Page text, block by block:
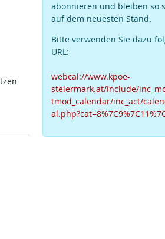
abonnieren und bleiben so
auf dem neuesten Stand.
Bitte verwenden Sie dazu
URL:
webcal://www.kpoe-
steiermark.at/include/
tmod_calendar/inc_act/